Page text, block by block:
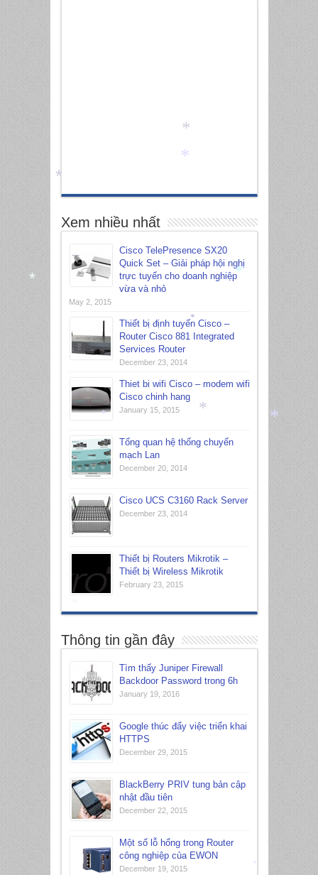
Xem nhiều nhất
Cisco TelePresence SX20
Quick Set – Giải pháp hội nghị
trực tuyến cho doanh nghiệp
vừa và nhỏ
May 2, 2015
Thiết bị định tuyến Cisco –
Router Cisco 881 Integrated
Services Router
December 23, 2014
Thiet bi wifi Cisco – modem wifi
Cisco chinh hang
January 15, 2015
Tổng quan hệ thống chuyển
mạch Lan
December 20, 2014
Cisco UCS C3160 Rack Server
December 23, 2014
Thiết bị Routers Mikrotik –
Thiết bị Wireless Mikrotik
February 23, 2015
Thông tin gần đây
Tìm thấy Juniper Firewall
Backdoor Password trong 6h
January 19, 2016
Google thúc đẩy việc triển khai
HTTPS
December 29, 2015
BlackBerry PRIV tung bản cập
nhật đầu tiên
December 22, 2015
Một số lỗ hổng trong Router
công nghiệp của EWON
December 19, 2015
*
*
*
*
*
*